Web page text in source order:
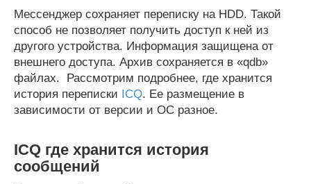
Мессенджер сохраняет переписку на HDD. Такой
способ не позволяет получить доступ к ней из
другого устройства. Информация защищена от
внешнего доступа. Архив сохраняется в «qdb»
файлах. Рассмотрим подробнее, где хранится
история переписки
ICQ. Ее размещение в
зависимости от версии и ОС разное.
ICQ где хранится история
сообщений